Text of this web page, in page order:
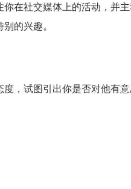
在社交媒体上的活动，并
的兴趣。
，试图引出你是否对他有